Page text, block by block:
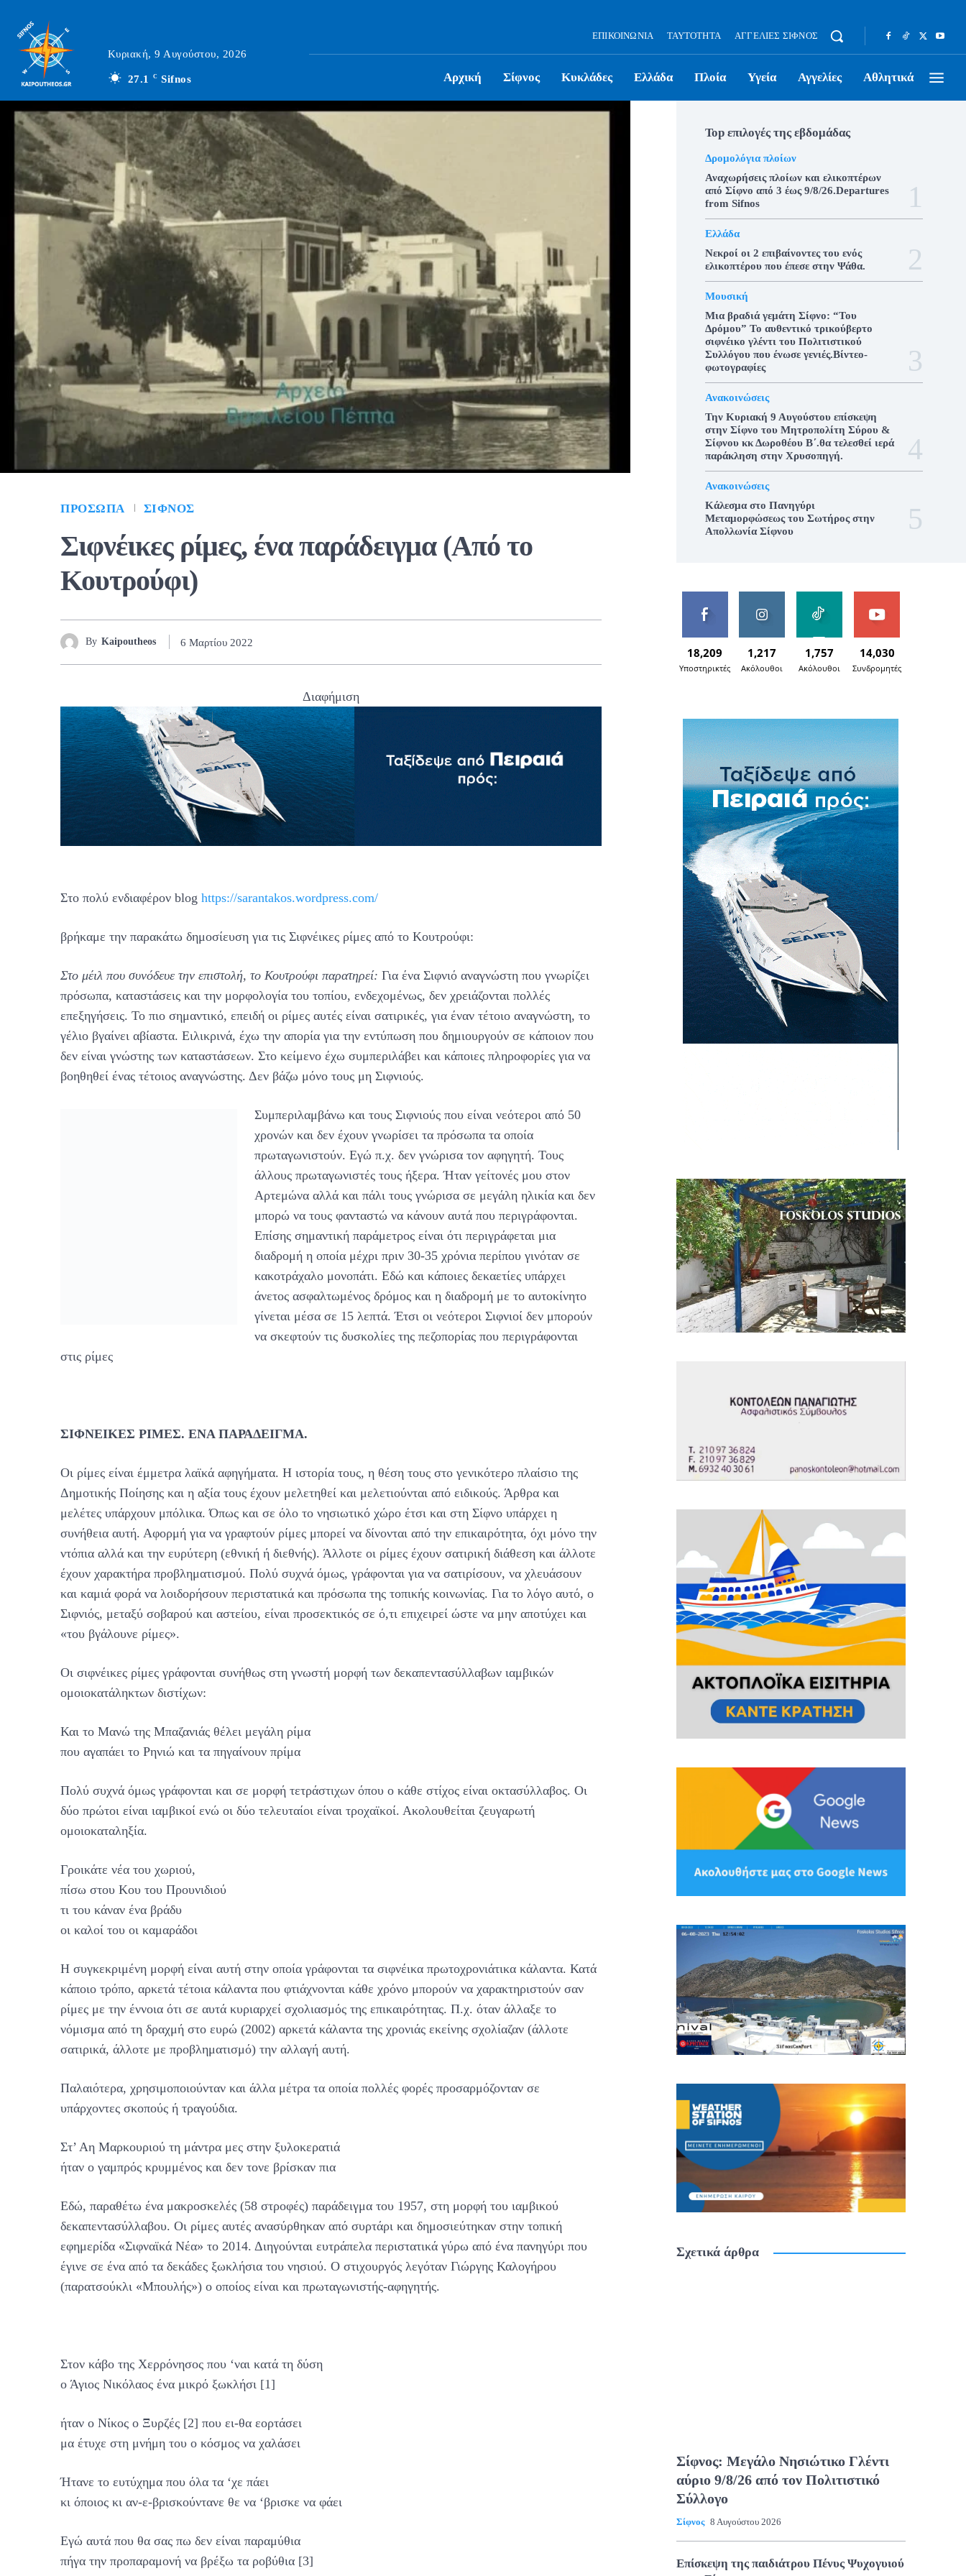
Κυριακή, 9 Αυγούστου, 2026
27.1 C Sifnos
ΕΠΙΚΟΙΝΩΝΊΑ ΤΑΥΤΌΤΗΤΑ ΑΓΓΕΛΊΕΣ ΣΊΦΝΟΣ
Αρχική Σίφνος Κυκλάδες Ελλάδα Πλοία Υγεία Αγγελίες Αθλητικά
ΠΡΌΣΩΠΑ ΣΊΦΝΟΣ
Σιφνέικες ρίμες, ένα παράδειγμα (Από το
Κουτρούφι)
By Kaipoutheos 6 Μαρτίου 2022
Διαφήμιση
Στο πολύ ενδιαφέρον blog https://sarantakos.wordpress.com/
βρήκαμε την παρακάτω δημοσίευση για τις Σιφνέικες ρίμες από το Κουτρούφι:
Στο μέιλ που συνόδευε την επιστολή, το Κουτρούφι παρατηρεί: Για ένα Σιφνιό αναγνώστη που γνωρίζει
πρόσωπα, καταστάσεις και την μορφολογία του τοπίου, ενδεχομένως, δεν χρειάζονται πολλές
επεξηγήσεις. Το πιο σημαντικό, επειδή οι ρίμες αυτές είναι σατιρικές, για έναν τέτοιο αναγνώστη, το
γέλιο βγαίνει αβίαστα. Ειλικρινά, έχω την απορία για την εντύπωση που δημιουργούν σε κάποιον που
δεν είναι γνώστης των καταστάσεων. Στο κείμενο έχω συμπεριλάβει και κάποιες πληροφορίες για να
βοηθηθεί ένας τέτοιος αναγνώστης. Δεν βάζω μόνο τους μη Σιφνιούς.
Συμπεριλαμβάνω και τους Σιφνιούς που είναι νεότεροι από 50
χρονών και δεν έχουν γνωρίσει τα πρόσωπα τα οποία
πρωταγωνιστούν. Εγώ π.χ. δεν γνώρισα τον αφηγητή. Τους
άλλους πρωταγωνιστές τους ήξερα. Ήταν γείτονές μου στον
Αρτεμώνα αλλά και πάλι τους γνώρισα σε μεγάλη ηλικία και δεν
μπορώ να τους φανταστώ να κάνουν αυτά που περιγράφονται.
Επίσης σημαντική παράμετρος είναι ότι περιγράφεται μια
διαδρομή η οποία μέχρι πριν 30-35 χρόνια περίπου γινόταν σε
κακοτράχαλο μονοπάτι. Εδώ και κάποιες δεκαετίες υπάρχει
άνετος ασφαλτωμένος δρόμος και η διαδρομή με το αυτοκίνητο
γίνεται μέσα σε 15 λεπτά. Έτσι οι νεότεροι Σιφνιοί δεν μπορούν
να σκεφτούν τις δυσκολίες της πεζοπορίας που περιγράφονται
στις ρίμες
ΣΙΦΝΕΙΚΕΣ ΡΙΜΕΣ. ΕΝΑ ΠΑΡΑΔΕΙΓΜΑ.
Οι ρίμες είναι έμμετρα λαϊκά αφηγήματα. Η ιστορία τους, η θέση τους στο γενικότερο πλαίσιο της
Δημοτικής Ποίησης και η αξία τους έχουν μελετηθεί και μελετιούνται από ειδικούς. Άρθρα και
μελέτες υπάρχουν μπόλικα. Όπως και σε όλο το νησιωτικό χώρο έτσι και στη Σίφνο υπάρχει η
συνήθεια αυτή. Αφορμή για να γραφτούν ρίμες μπορεί να δίνονται από την επικαιρότητα, όχι μόνο την
ντόπια αλλά και την ευρύτερη (εθνική ή διεθνής). Άλλοτε οι ρίμες έχουν σατιρική διάθεση και άλλοτε
έχουν χαρακτήρα προβληματισμού. Πολύ συχνά όμως, γράφονται για να σατιρίσουν, να χλευάσουν
και καμιά φορά να λοιδορήσουν περιστατικά και πρόσωπα της τοπικής κοινωνίας. Για το λόγο αυτό, ο
Σιφνιός, μεταξύ σοβαρού και αστείου, είναι προσεκτικός σε ό,τι επιχειρεί ώστε να μην αποτύχει και
«του βγάλουνε ρίμες».
Οι σιφνέικες ρίμες γράφονται συνήθως στη γνωστή μορφή των δεκαπεντασύλλαβων ιαμβικών
ομοιοκατάληκτων διστίχων:
Και το Μανώ της Μπαζανιάς θέλει μεγάλη ρίμα
που αγαπάει το Ρηνιώ και τα πηγαίνουν πρίμα
Πολύ συχνά όμως γράφονται και σε μορφή τετράστιχων όπου ο κάθε στίχος είναι οκτασύλλαβος. Οι
δύο πρώτοι είναι ιαμβικοί ενώ οι δύο τελευταίοι είναι τροχαϊκοί. Ακολουθείται ζευγαρωτή
ομοιοκαταληξία.
Γροικάτε νέα του χωριού,
πίσω στου Κου του Προυνιδιού
τι του κάναν ένα βράδυ
οι καλοί του οι καμαράδοι
Η συγκεκριμένη μορφή είναι αυτή στην οποία γράφονται τα σιφνέικα πρωτοχρονιάτικα κάλαντα. Κατά
κάποιο τρόπο, αρκετά τέτοια κάλαντα που φτιάχνονται κάθε χρόνο μπορούν να χαρακτηριστούν σαν
ρίμες με την έννοια ότι σε αυτά κυριαρχεί σχολιασμός της επικαιρότητας. Π.χ. όταν άλλαξε το
νόμισμα από τη δραχμή στο ευρώ (2002) αρκετά κάλαντα της χρονιάς εκείνης σχολίαζαν (άλλοτε
σατιρικά, άλλοτε με προβληματισμό) την αλλαγή αυτή.
Παλαιότερα, χρησιμοποιούνταν και άλλα μέτρα τα οποία πολλές φορές προσαρμόζονταν σε
υπάρχοντες σκοπούς ή τραγούδια.
Στ’ Αη Μαρκουριού τη μάντρα μες στην ξυλοκερατιά
ήταν ο γαμπρός κρυμμένος και δεν τονε βρίσκαν πια
Εδώ, παραθέτω ένα μακροσκελές (58 στροφές) παράδειγμα του 1957, στη μορφή του ιαμβικού
δεκαπεντασύλλαβου. Οι ρίμες αυτές ανασύρθηκαν από συρτάρι και δημοσιεύτηκαν στην τοπική
εφημερίδα «Σιφναϊκά Νέα» το 2014. Διηγούνται ευτράπελα περιστατικά γύρω από ένα πανηγύρι που
έγινε σε ένα από τα δεκάδες ξωκλήσια του νησιού. Ο στιχουργός λεγόταν Γιώργης Καλογήρου
(παρατσούκλι «Μπουλής») ο οποίος είναι και πρωταγωνιστής-αφηγητής.
Στον κάβο της Χερρόνησος που ‘ναι κατά τη δύση
ο Άγιος Νικόλαος ένα μικρό ξωκλήσι [1]
ήταν ο Νίκος ο Ξυρζές [2] που ει-θα εορτάσει
μα έτυχε στη μνήμη του ο κόσμος να χαλάσει
Ήτανε το ευτύχημα που όλα τα ‘χε πάει
κι όποιος κι αν-ε-βρισκούντανε θε να ‘βρισκε να φάει
Εγώ αυτά που θα σας πω δεν είναι παραμύθια
πήγα την προπαραμονή να βρέξω τα ροβύθια [3]
Top επιλογές της εβδομάδας
Δρομολόγια πλοίων
Αναχωρήσεις πλοίων και ελικοπτέρων
από Σίφνο από 3 έως 9/8/26.Departures
from Sifnos
Ελλάδα
Νεκροί οι 2 επιβαίνοντες του ενός
ελικοπτέρου που έπεσε στην Ψάθα.
Μουσική
Μια βραδιά γεμάτη Σίφνο: “Του
Δρόμου” Το αυθεντικό τρικούβερτο
σιφνέικο γλέντι του Πολιτιστικού
Συλλόγου που ένωσε γενιές.Βίντεο-
φωτογραφίες
Ανακοινώσεις
Την Κυριακή 9 Αυγούστου επίσκεψη
στην Σίφνο του Μητροπολίτη Σύρου &
Σίφνου κκ Δωροθέου Β΄.θα τελεσθεί ιερά
παράκληση στην Χρυσοπηγή.
Ανακοινώσεις
Κάλεσμα στο Πανηγύρι
Μεταμορφώσεως του Σωτήρος στην
Απολλωνία Σίφνου
18,209
Υποστηρικτές
1,217
Ακόλουθοι
1,757
Ακόλουθοι
14,030
Συνδρομητές
Σχετικά άρθρα
Σίφνος: Μεγάλο Νησιώτικο Γλέντι
αύριο 9/8/26 από τον Πολιτιστικό
Σύλλογο
Σίφνος 8 Αυγούστου 2026
Επίσκεψη της παιδιάτρου Πένυς Ψυχογυιού